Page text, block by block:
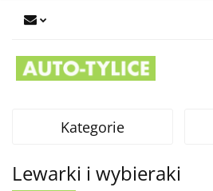
Kategorie
Lewarki i wybieraki